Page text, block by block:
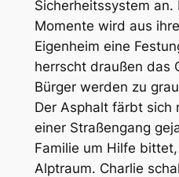
Sicherheitssystem
Momente wird aus
Eigenheim eine
herrscht draußen das
Bürger werden zu
Der Asphalt färbt sich
einer Straßengang
Familie um Hilfe
Alptraum. Charlie